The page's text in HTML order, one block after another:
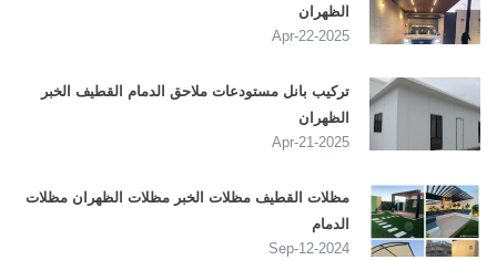
الظهران
2025-Apr-22
تركيب بانل مستودعات ملاحق الدمام القطيف الخبر
الظهران
2025-Apr-21
مظلات القطيف مظلات الخبر مظلات الظهران مظلات
الدمام
2024-Sep-12